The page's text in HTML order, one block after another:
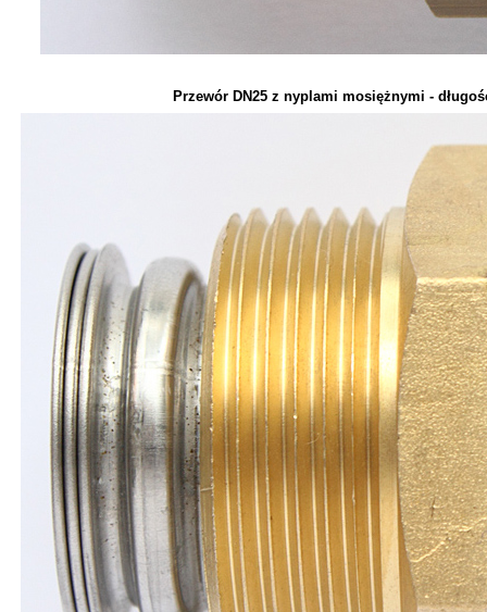
Przewór DN25 z nyplami mosiężnymi -